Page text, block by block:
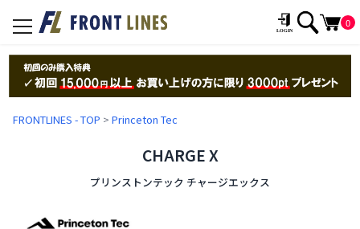
toggle
navigation
0
FRONTLINES - TOP > Princeton Tec
CHARGE X
プリンストンテック チャージエックス